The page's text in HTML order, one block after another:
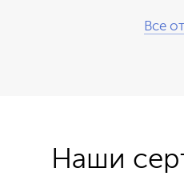
Все
Наши